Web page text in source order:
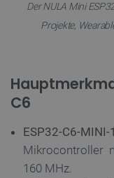
Der NULA Mini
Projekte,
C6
ESP32-C6-MINI-
Mikrocontroller
160 MHz.